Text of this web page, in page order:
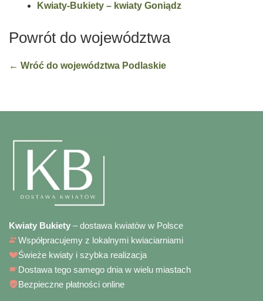
Kwiaty-Bukiety – kwiaty Goniądz
Powrót do województwa
← Wróć do województwa Podlaskie
Kwiaty Bukiety – dostawa kwiatów w Polsce
Współpracujemy z lokalnymi kwiaciarniami
Świeże kwiaty i szybka realizacja
Dostawa tego samego dnia w wielu miastach
Bezpieczne płatności online